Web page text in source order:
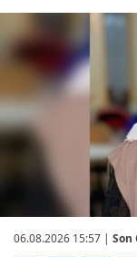
06.08.2026 15:57 | Son